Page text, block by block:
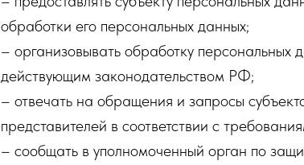
обработки его персональных данных;
– организовывать обработку персональных
действующим законодательством РФ;
– отвечать на обращения и запросы
представителей в соответствии с
– сообщать в уполномоченный орган по